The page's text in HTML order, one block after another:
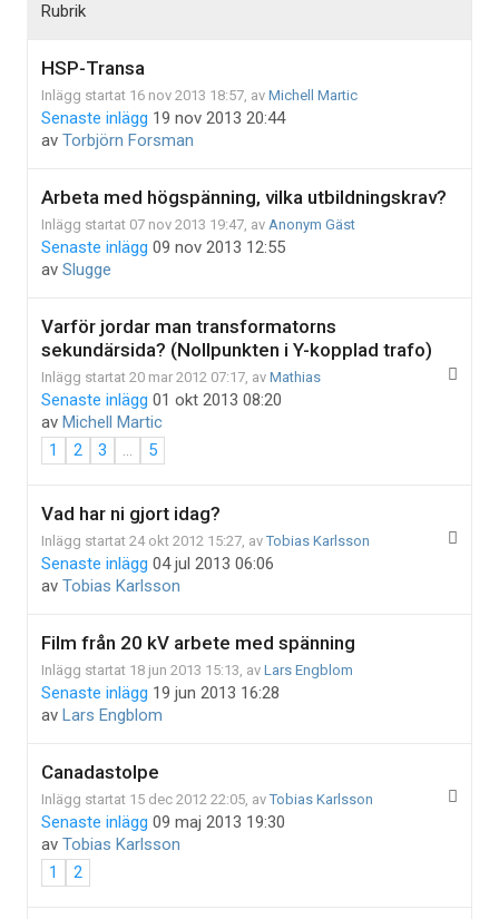
Rubrik
HSP-Transa
Inlägg startat 16 nov 2013 18:57, av Michell Martic
Senaste inlägg 19 nov 2013 20:44
av Torbjörn Forsman
Arbeta med högspänning, vilka utbildningskrav?
Inlägg startat 07 nov 2013 19:47, av Anonym Gäst
Senaste inlägg 09 nov 2013 12:55
av Slugge
Varför jordar man transformatorns
sekundärsida? (Nollpunkten i Y-kopplad trafo)
Inlägg startat 20 mar 2012 07:17, av Mathias
Senaste inlägg 01 okt 2013 08:20
av Michell Martic
1
2 3 ... 5
Vad har ni gjort idag?
Inlägg startat 24 okt 2012 15:27, av Tobias Karlsson
Senaste inlägg 04 jul 2013 06:06
av Tobias Karlsson
Film från 20 kV arbete med spänning
Inlägg startat 18 jun 2013 15:13, av Lars Engblom
Senaste inlägg 19 jun 2013 16:28
av Lars Engblom
Canadastolpe
Inlägg startat 15 dec 2012 22:05, av Tobias Karlsson
Senaste inlägg 09 maj 2013 19:30
av Tobias Karlsson
1
2